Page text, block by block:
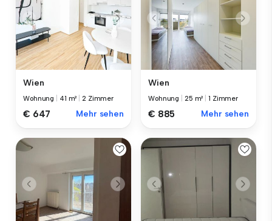
Wien
Wohnung 41 m² |2 Zimmer
€ 647 Mehr sehen
Wien
Wohnung 25 m² |1 Zimmer
€ 885 Mehr sehen